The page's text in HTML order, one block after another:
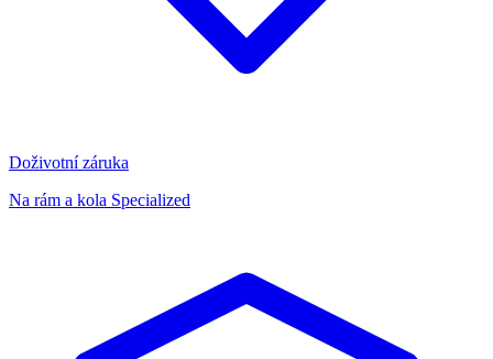
Doživotní záruka
Na rám a kola Specialized